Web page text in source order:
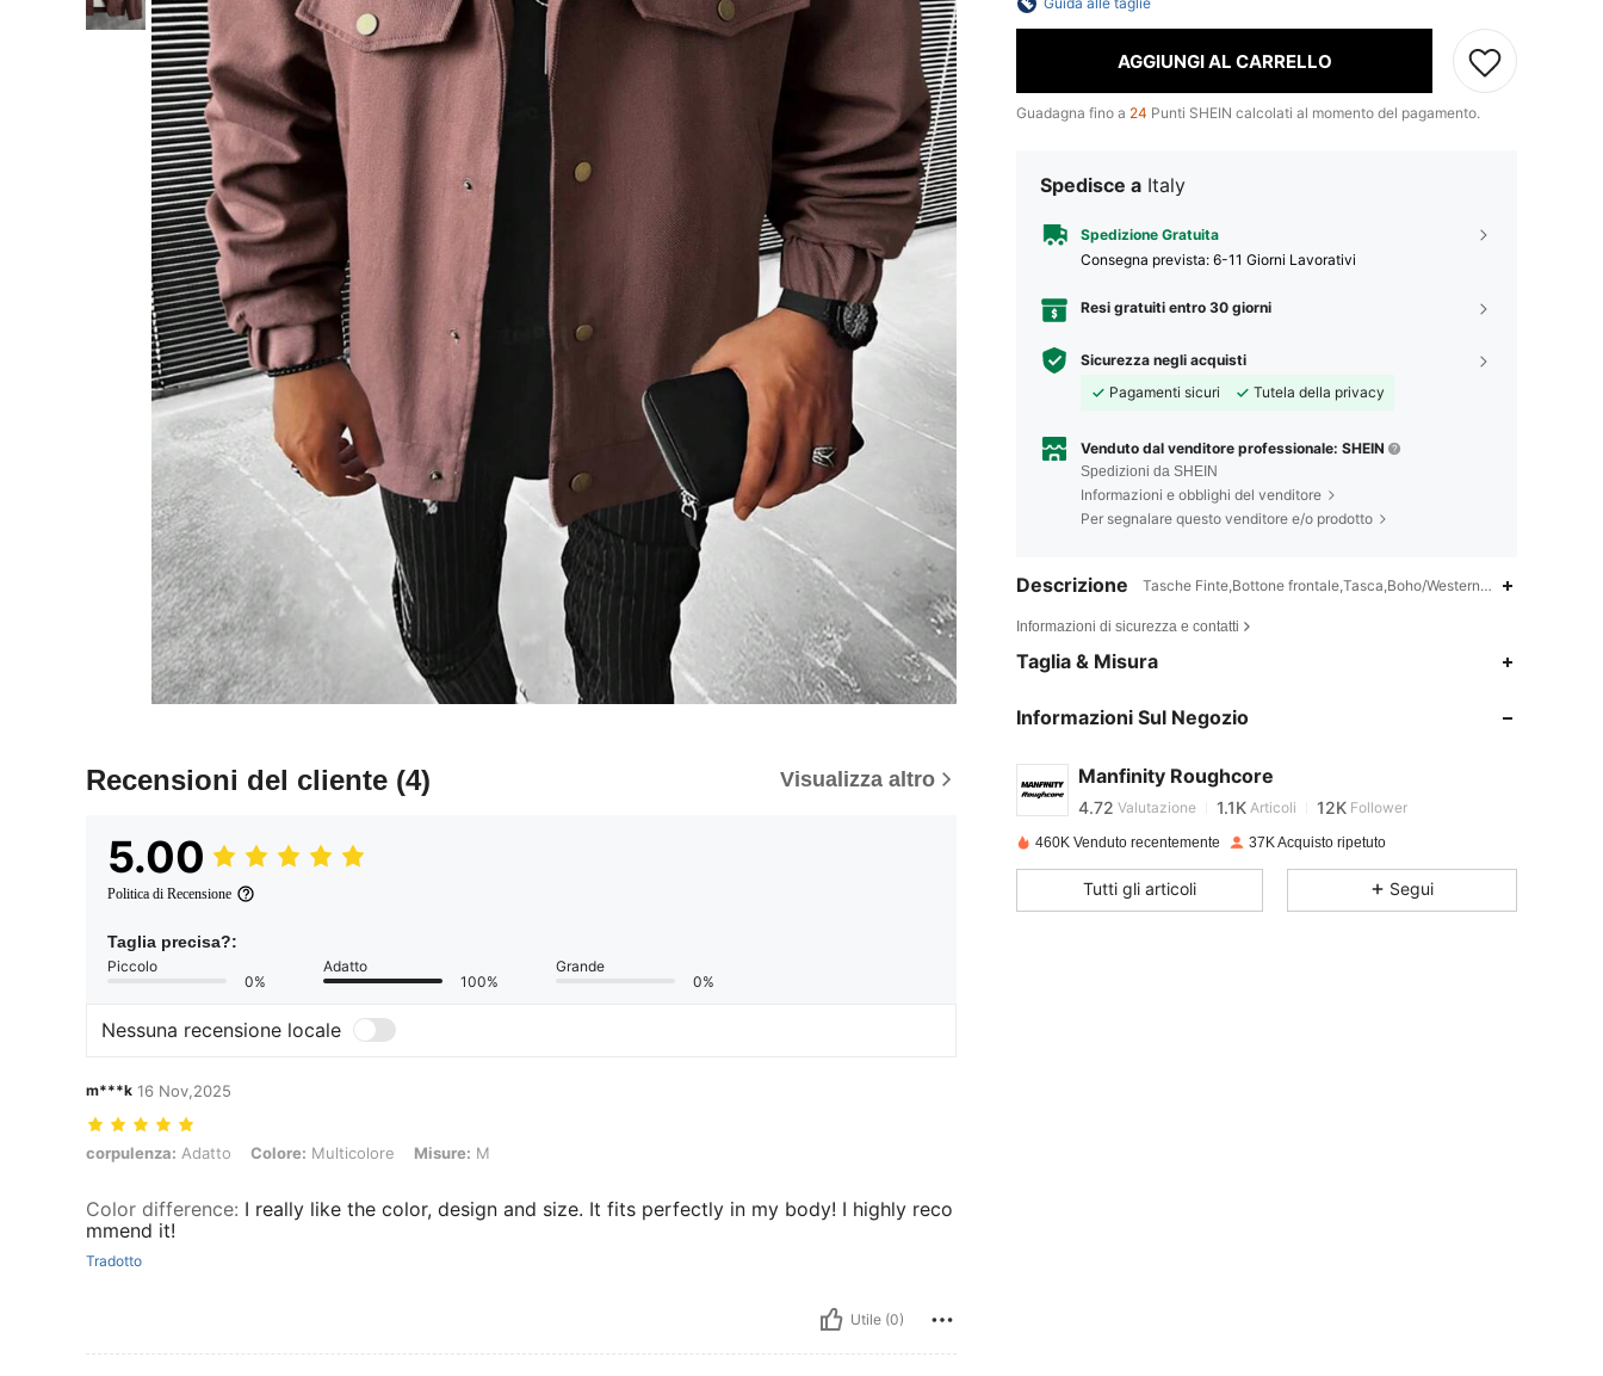
Recensioni del cliente (4) Visualizza altro
5.00
Politica di Recensione
Taglia precisa?:
Piccolo
0%
Adatto
100%
Grande
0%
Nessuna recensione locale
m***k 16 Nov,2025
corpulenza: Adatto, Colore: Multicolore, Misure: M
corpulenza: Adatto Colore: Multicolore Misure: M
Color difference: I really like the color, design and size. It fits perfectly in my body! I highly reco
mmend it!
Tradotto
Utile (0)
AGGIUNGI AL CARRELLO
Guadagna fino a 24 Punti SHEIN calcolati al momento del pagamento.
Spedisce a Italy
Spedizione Gratuita
Consegna prevista: 6-11 Giorni Lavorativi
Resi gratuiti entro 30 giorni
Sicurezza negli acquisti
Pagamenti sicuri
Tutela della privacy
Venduto dal venditore professionale: SHEIN
Spedizioni da SHEIN
Informazioni e obblighi del venditore
Per segnalare questo venditore e/o prodotto
Descrizione Tasche Finte,Bottone frontale,Tasca,Boho/Western - Stile
Informazioni di sicurezza e contatti
Taglia & Misura
Informazioni Sul Negozio
Manfinity Roughcore
4.72
4.72 1.1K
4.72 Valutazione 1.1K Articoli 12K Follower
4.72 1.1K 12K
460K Venduto recentemente 37K Acquisto ripetuto
Tutti gli articoli Segui